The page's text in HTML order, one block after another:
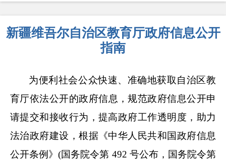
新疆维吾尔自治区教育厅政府信息公开
指南
为便利社会公众快速、准确地获取自治区教
育厅依法公开的政府信息，规范政府信息公开申
请提交和接收行为，提高政府工作透明度，助力
法治政府建设，根据《中华人民共和国政府信息
公开条例》(国务院令第 492 号公布，国务院令第